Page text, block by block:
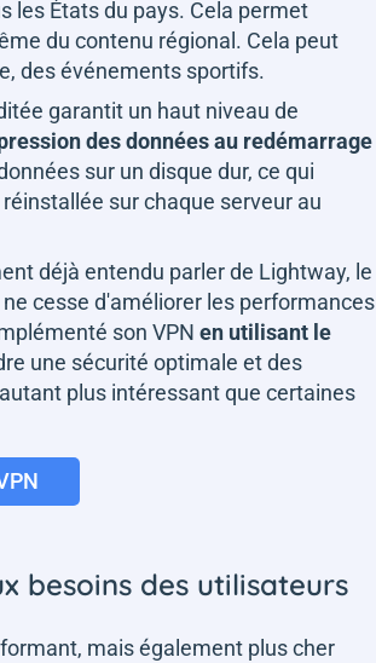
les États du pays. Cela permet
du contenu régional. Cela peut
des événements sportifs.
garantit un haut niveau de
des données au redémarrage
sur un disque dur, ce qui
sur chaque serveur au
déjà entendu parler de Lightway, le
cesse d'améliorer les performances
son VPN en utilisant le
une sécurité optimale et des
plus intéressant que certaines
besoins des utilisateurs
mais également plus cher